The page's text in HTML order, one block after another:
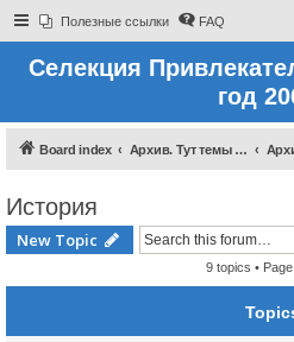
Полезные ссылки FAQ
Селекция
год
Board index Архив. Тут темы которые были до 2022 года
История
New Topic
9 topics • Page